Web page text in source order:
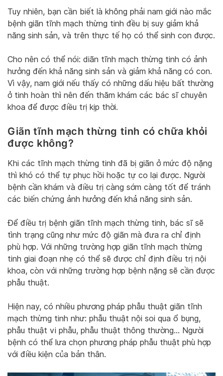
Tuy nhiên, bạn cần biết là không phải nam giới nào mắc
bệnh giãn tĩnh mạch thừng tinh đều bị suy giảm khả
năng sinh sản, và trên thực tế họ có thể sinh con được.
Cho nên có thể nói: diãn tĩnh mạch thừng tinh có ảnh
hưởng đến khả năng sinh sản và giảm khả năng có con.
Vì vậy, nam giới nếu thấy có những dấu hiệu bất thường
ở tinh hoàn thì nên đến thăm khám các bác sĩ chuyên
khoa để được điều trị kịp thời.
Giãn tĩnh mạch thừng tinh có chữa khỏi
được không?
Khi các tĩnh mạch thừng tinh đã bị giãn ở mức độ nặng
thì khó có thể tự phục hồi hoặc tự co lại được. Người
bệnh cần khám và điều trị càng sớm càng tốt để tránh
các biến chứng ảnh hưởng đến khả năng sinh sản.
Để điều trị bệnh giãn tĩnh mạch thừng tinh, bác sĩ sẽ
tình trạng cũng như mức độ giãn mà đưa ra chỉ định
phù hợp. Với những trường hợp giãn tĩnh mạch thừng
tinh giai đoạn nhẹ có thể sẽ được chỉ định điều trị nội
khoa, còn với những trường hợp bệnh nặng sẽ cần được
phẫu thuật.
Hiện nay, có nhiều phương pháp phẫu thuật giãn tĩnh
mạch thừng tinh như: phẫu thuật nội soi qua ổ bụng,
phẫu thuật vi phẫu, phẫu thuật thông thường… Người
bệnh có thể lưa chọn phương pháp phẫu thuật phù hợp
với điều kiện của bản thân.